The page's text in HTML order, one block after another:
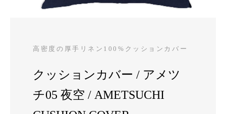
高密度の厚手リネン100%クッションカバー
クッションカバー / アメツ
チ05 夜空 / AMETSUCHI